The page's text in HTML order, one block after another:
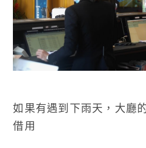
如果有遇到下雨天，大廳
借用